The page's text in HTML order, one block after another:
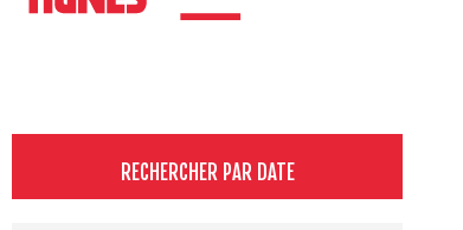
RECHERCHER PAR DATE